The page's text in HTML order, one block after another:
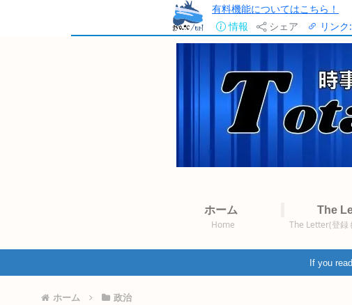
有料機能についてはこちら！
情報
シェア リンク: